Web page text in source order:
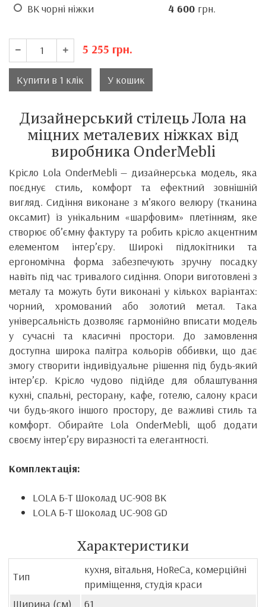
BK чорні ніжки
4 600 грн.
5 255 грн.
Купити в 1 клік У кошик
Дизайнерський стілець Лола на
міцних металевих ніжках від
виробника OnderMebli
Крісло Lola OnderMebli — дизайнерська модель, яка
поєднує стиль, комфорт та ефектний зовнішній
вигляд. Сидіння виконане з м’якого велюру (тканина
оксамит) із унікальним «шарфовим» плетінням, яке
створює об’ємну фактуру та робить крісло акцентним
елементом інтер’єру. Широкі підлокітники та
ергономічна форма забезпечують зручну посадку
навіть під час тривалого сидіння. Опори виготовлені з
металу та можуть бути виконані у кількох варіантах:
чорний, хромований або золотий метал. Така
універсальність дозволяє гармонійно вписати модель
у сучасні та класичні простори. До замовлення
доступна широка палітра кольорів оббивки, що дає
змогу створити індивідуальне рішення під будь-який
інтер’єр. Крісло чудово підійде для облаштування
кухні, спальні, ресторану, кафе, готелю, салону краси
чи будь-якого іншого простору, де важливі стиль та
комфорт. Обирайте Lola OnderMebli, щоб додати
своєму інтер’єру виразності та елегантності.
Комплектація:
LOLA Б-Т Шоколад UC-908 BK
LOLA Б-Т Шоколад UC-908 GD
Характеристики
Тип
кухня, вітальня, HoReCa, комерційні
приміщення, студія краси
Ширина (см)
61